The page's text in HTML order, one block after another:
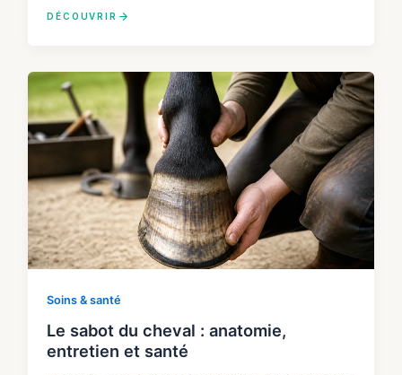
DÉCOUVRIR
Soins & santé
Le sabot du cheval : anatomie,
entretien et santé